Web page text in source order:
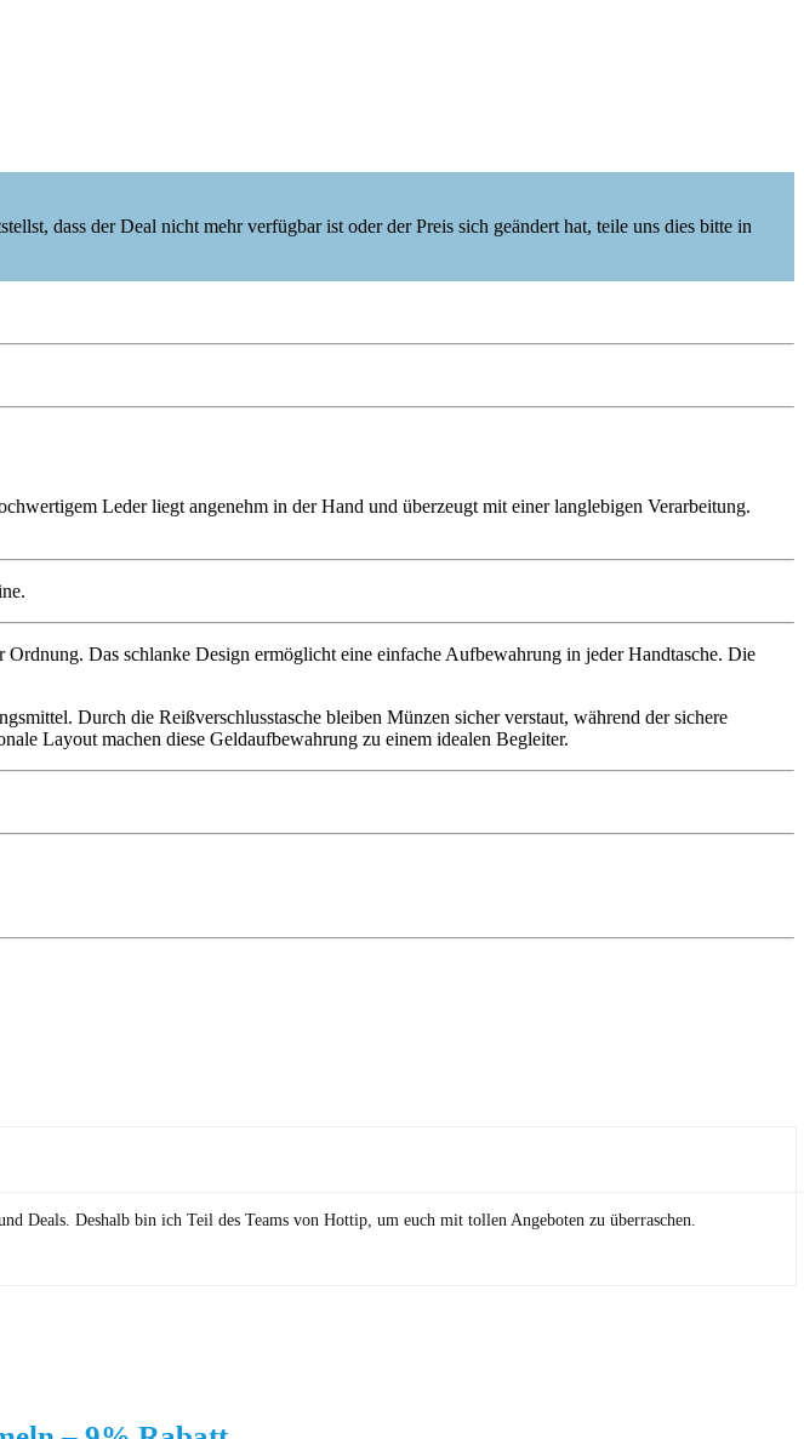
dass der Deal nicht mehr verfügbar ist oder der Preis sich geändert hat, teile uns dies bitte in
Leder liegt angenehm in der Hand und überzeugt mit einer langlebigen Verarbeitung.
Das schlanke Design ermöglicht eine einfache Aufbewahrung in jeder Handtasche. Die
Durch die Reißverschlusstasche bleiben Münzen sicher verstaut, während der sichere
Layout machen diese Geldaufbewahrung zu einem idealen Begleiter.
Deals. Deshalb bin ich Teil des Teams von Hottip, um euch mit tollen Angeboten zu überraschen.